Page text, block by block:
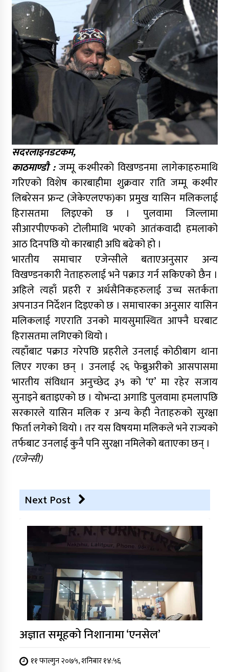
सदरलाइनडटकम,
काठमाण्डौ : जम्मू कश्मीरको विखण्डनमा लागेकाहरुमाथि
गरिएको विशेष कारबाहीमा शुक्रवार राति जम्मू कश्मीर
लिबरेसन फ्रन्ट (जेकेएलएफ)का प्रमुख यासिन मलिकलाई
हिरासतमा लिइएको छ । पुलवामा जिल्लामा
सीआरपीएफको टोलीमाथि भएको आतंकवादी हमलाको
आठ दिनपछि यो कारबाही अघि बढेको हो ।
भारतीय समाचार एजेन्सीले बताएअनुसार अन्य
विखण्डनकारी नेताहरुलाई भने पक्राउ गर्न सकिएको छैन ।
अहिले त्यहाँ प्रहरी र अर्धसैनिकहरुलाई उच्च सतर्कता
अपनाउन निर्देशन दिइएको छ । समाचारका अनुसार यासिन
मलिकलाई गएराति उनको मायसुमास्थित आफ्नै घरबाट
हिरासतमा लगिएको थियो ।
त्यहाँबाट पक्राउ गरेपछि प्रहरीले उनलाई कोठीबाग थाना
लिएर गएका छन् । उनलाई २६ फेब्रुअरीको आसपासमा
भारतीय संविधान अनुच्छेद ३५ को ‘ए’ मा रहेर सजाय
सुनाइने बताइएको छ । योभन्दा अगाडि पुलवामा हमलापछि
सरकारले यासिन मलिक र अन्य केही नेताहरुको सुरक्षा
फिर्ता लगेको थियो । तर यस विषयमा मलिकले भने राज्यको
तर्फबाट उनलाई कुनै पनि सुरक्षा नमिलेको बताएका छन् ।
(एजेन्सी)
Next Post
अज्ञात समूहको निशानामा ‘एनसेल’
११ फाल्गुन २०७५, शनिबार १४:५६